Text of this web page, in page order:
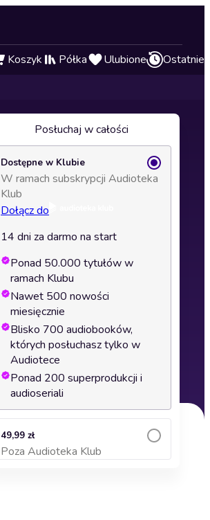
Koszyk Półka Ulubione Ostatnie
Posłuchaj w całości
Dostępne w Klubie
W ramach subskrypcji Audioteka
Klub
Dołącz do
14 dni za darmo na start
Ponad 50.000 tytułów w
ramach Klubu
Nawet 500 nowości
miesięcznie
Blisko 700 audiobooków,
których posłuchasz tylko w
Audiotece
Ponad 200 superprodukcji i
audioseriali
49,99 zł
Poza Audioteka Klub
Dodaj do koszyka